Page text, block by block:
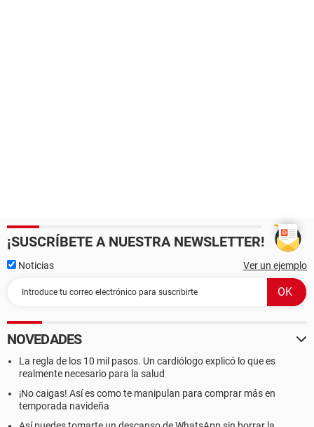
¡SUSCRÍBETE A NUESTRA NEWSLETTER!
Noticias Ver un ejemplo
NOVEDADES
La regla de los 10 mil pasos. Un cardiólogo explicó lo que es
realmente necesario para la salud
¡No caigas! Así es como te manipulan para comprar más en
temporada navideña